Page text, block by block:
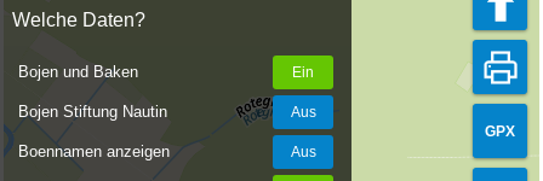
Welche Daten?
Bojen und Baken
Bojen Stiftung Nautin
Boennamen anzeigen
GPX